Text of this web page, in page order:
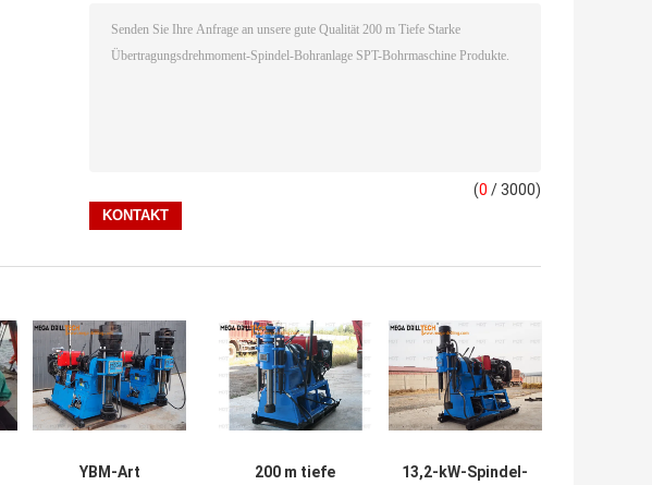
(0 / 3000)
YBM-Art
200 m tiefe
13,2-kW-Spindel-